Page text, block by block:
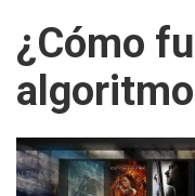
¿Cómo